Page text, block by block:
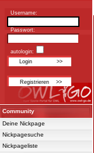
Username:
Passwort:
autologin:
Community
Deine Nickpage
Nickpagesuche
Nickpageliste